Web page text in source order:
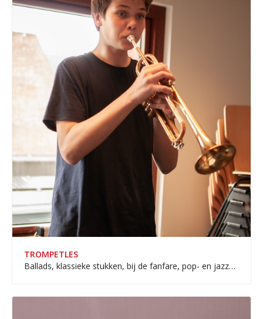
TROMPETLES
Ballads, klassieke stukken, bij de fanfare, pop- en jazzmuziek.